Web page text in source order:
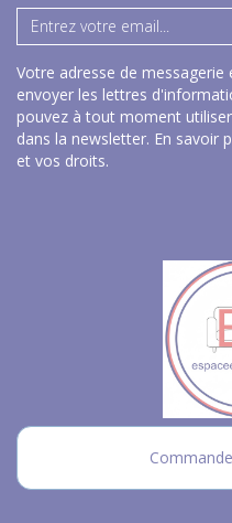
Votre adresse de
envoyer les lettres
pouvez à tout moment
dans la newsletter. En savoir
et vos droits.